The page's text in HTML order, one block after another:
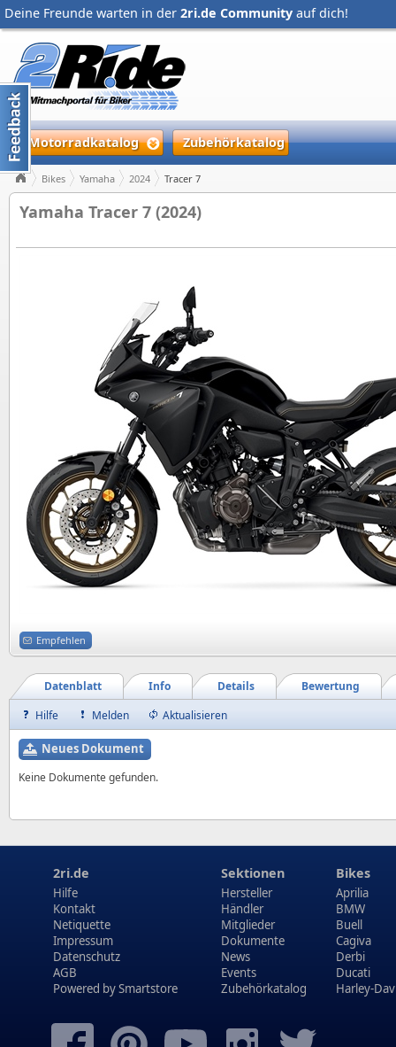
Deine Freunde warten in der 2ri.de Community auf dich!
Motorradkatalog Zubehörkatalog
Bikes Yamaha 2024 Tracer 7
Yamaha Tracer 7 (2024)
Empfehlen
Bewertung
Details
Info
Datenblatt
Hilfe
Melden Aktualisieren
Neues Dokument
Keine Dokumente gefunden.
2ri.de
Hilfe
Kontakt
Netiquette
Impressum
Datenschutz
AGB
Powered bySmartstore
Sektionen
Hersteller
Händler
Mitglieder
Dokumente
News
Events
Zubehörkatalog
Bikes
Aprilia
BMW
Buell
Cagiva
Derbi
Ducati
Harley-